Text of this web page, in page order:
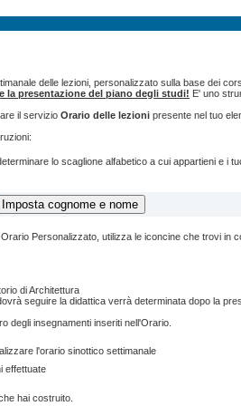
delle lezioni, personalizzato sulla base dei
la presentazione del piano degli studi! E' uno
il servizio Orario delle lezionipresente nel tuo
lo scaglione alfabetico a cui appartieni e i
Personalizzato, utilizza le iconcine che trovi in
di Architettura
seguire la didattica verrà determinata dopo la
degli insegnamenti inseriti nell'Orario.
l'orario sinottico settimanale
effettuate
hai costruito.